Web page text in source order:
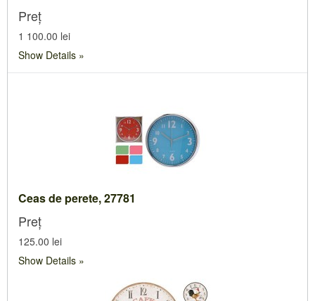
Preț
1 100.00 lei
Show Details
Ceas de perete, 27781
Preț
125.00 lei
Show Details